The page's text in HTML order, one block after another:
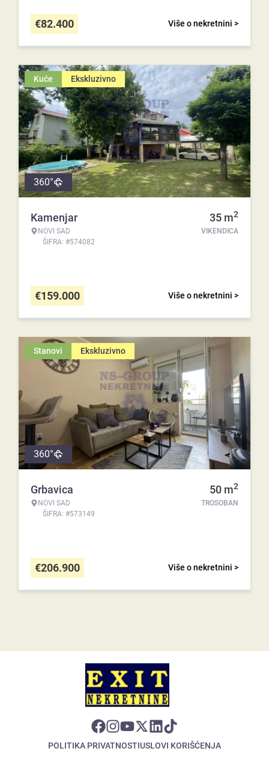
Više o nekretnini >
€82.400
Kuće Ekskluzivno
360°
Kamenjar
NOVI SAD
ŠIFRA: #574082
35 m2
VIKENDICA
Više o nekretnini >
€159.000
Stanovi Ekskluzivno
360°
Grbavica
NOVI SAD
ŠIFRA: #573149
50 m2
TROSOBAN
Više o nekretnini >
€206.900
POLITIKA PRIVATNOSTIUSLOVI KORIŠĆENJA